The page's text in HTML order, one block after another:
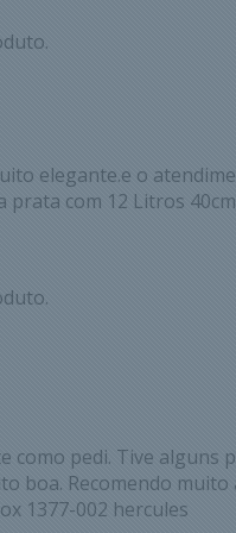
elegante.e o
com 12 Litros
como pedi. Tive alguns
boa. Recomendo
1377-002 hercules